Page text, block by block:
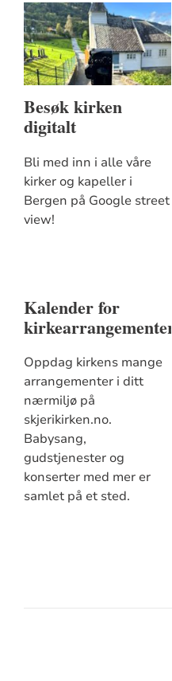
Besøk kirken
digitalt
Bli med inn i alle våre
kirker og kapeller i
Bergen på Google street
view!
Kalender for
kirkearrangementer
Oppdag kirkens mange
arrangementer i ditt
nærmiljø på
skjerikirken.no.
Babysang,
gudstjenester og
konserter med mer er
samlet på et sted.